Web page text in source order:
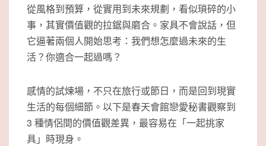
從風格到預算，從實用到未來規劃，看似瑣碎的小
事，其實價值觀的拉鋸與磨合。家具不會說話，但
它逼著兩個人開始思考：我們想怎麼過未來的生
活？你適合一起過嗎？
感情的試煉場，不只在旅行或節日，而是回到現實
生活的每個細節。以下是春天會館戀愛秘書觀察到
3 種情侶間的價值觀差異，最容易在「一起挑家
具」時現身。